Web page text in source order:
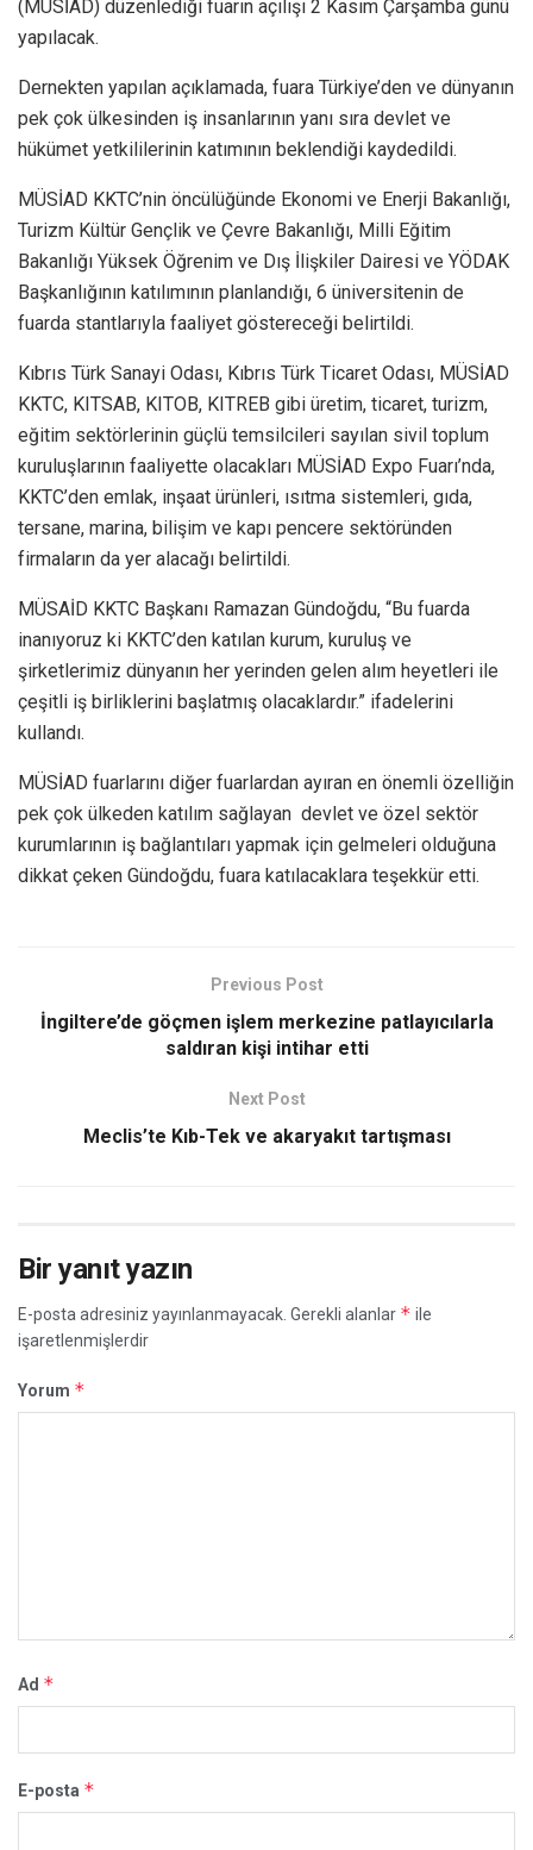
(MÜSİAD) düzenlediği fuarın açılışı 2 Kasım Çarşamba günü
yapılacak.
Dernekten yapılan açıklamada, fuara Türkiye’den ve dünyanın
pek çok ülkesinden iş insanlarının yanı sıra devlet ve
hükümet yetkililerinin katımının beklendiği kaydedildi.
MÜSİAD KKTC’nin öncülüğünde Ekonomi ve Enerji Bakanlığı,
Turizm Kültür Gençlik ve Çevre Bakanlığı, Milli Eğitim
Bakanlığı Yüksek Öğrenim ve Dış İlişkiler Dairesi ve YÖDAK
Başkanlığının katılımının planlandığı, 6 üniversitenin de
fuarda stantlarıyla faaliyet göstereceği belirtildi.
Kıbrıs Türk Sanayi Odası, Kıbrıs Türk Ticaret Odası, MÜSİAD
KKTC, KITSAB, KITOB, KITREB gibi üretim, ticaret, turizm,
eğitim sektörlerinin güçlü temsilcileri sayılan sivil toplum
kuruluşlarının faaliyette olacakları MÜSİAD Expo Fuarı’nda,
KKTC’den emlak, inşaat ürünleri, ısıtma sistemleri, gıda,
tersane, marina, bilişim ve kapı pencere sektöründen
firmaların da yer alacağı belirtildi.
MÜSAİD KKTC Başkanı Ramazan Gündoğdu, “Bu fuarda
inanıyoruz ki KKTC’den katılan kurum, kuruluş ve
şirketlerimiz dünyanın her yerinden gelen alım heyetleri ile
çeşitli iş birliklerini başlatmış olacaklardır.” ifadelerini
kullandı.
MÜSİAD fuarlarını diğer fuarlardan ayıran en önemli özelliğin
pek çok ülkeden katılım sağlayan devlet ve özel sektör
kurumlarının iş bağlantıları yapmak için gelmeleri olduğuna
dikkat çeken Gündoğdu, fuara katılacaklara teşekkür etti.
Previous Post
İngiltere’de göçmen işlem merkezine patlayıcılarla
saldıran kişi intihar etti
Next Post
Meclis’te Kıb-Tek ve akaryakıt tartışması
Bir yanıt yazın
E-posta adresiniz yayınlanmayacak. Gerekli alanlar * ile
işaretlenmişlerdir
Yorum *
Ad *
E-posta *